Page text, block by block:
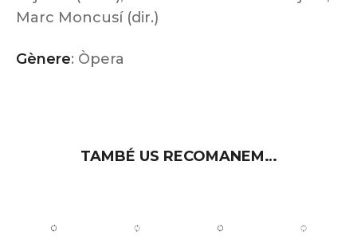
Marc Moncusí (dir.)
Gènere: Òpera
TAMBÉ US RECOMANEM…